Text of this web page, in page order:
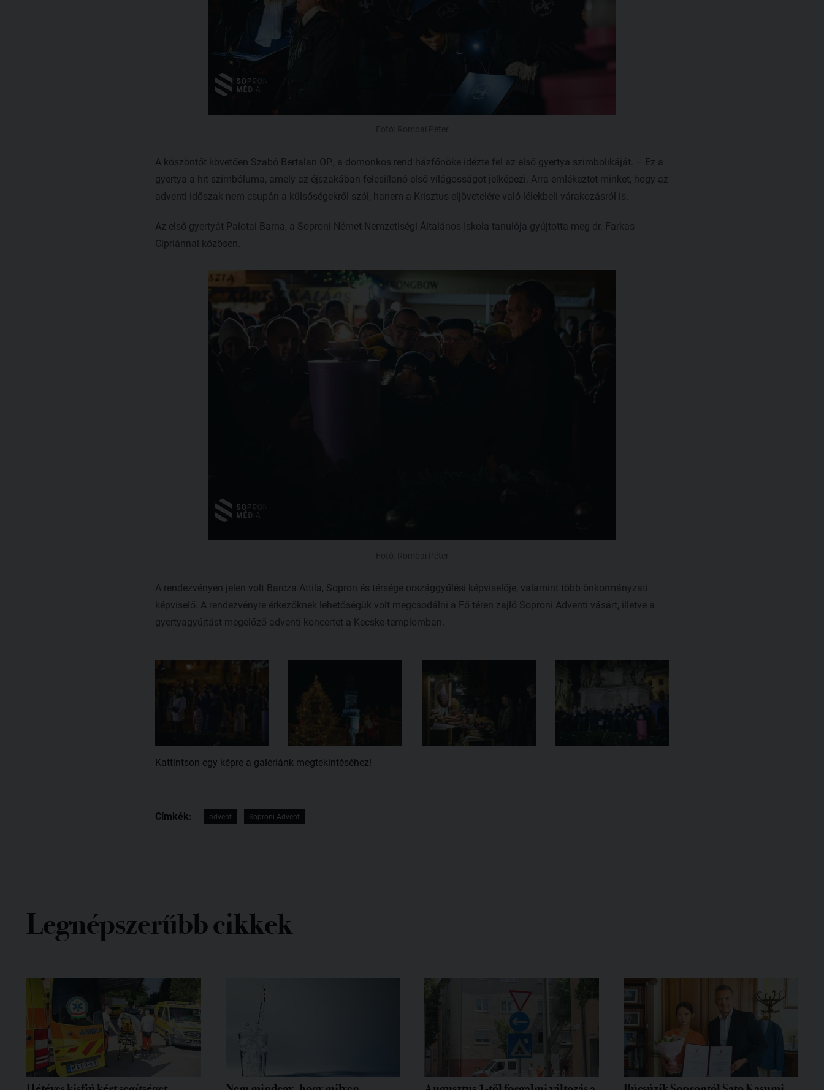
A köszöntőt követően Szabó Bertalan OP., a domonkos rend házfőnöke idézte fel az első gyertya szimbolikáját. – Ez a
gyertya a hit szimbóluma, amely az éjszakában felcsillanó első világosságot jelképezi. Arra emlékeztet minket, hogy az
adventi időszak nem csupán a külsőségekről szól, hanem a Krisztus eljövetelére való lélekbeli várakozásról is.
Az első gyertyát Palotai Barna, a Soproni Német Nemzetiségi Általános Iskola tanulója gyújtotta meg dr. Farkas
Cipriánnal közösen.
A rendezvényen jelen volt Barcza Attila, Sopron és térsége országgyűlési képviselője, valamint több önkormányzati
képviselő. A rendezvényre érkezőknek lehetőségük volt megcsodálni a Fő téren zajló Soproni Adventi vásárt, illetve a
gyertyagyújtást megelőző adventi koncertet a Kecske-templomban.
Kattintson egy képre a galériánk megtekintéséhez!
Címkék: advent Soproni Advent
Legnépszerűbb cikkek